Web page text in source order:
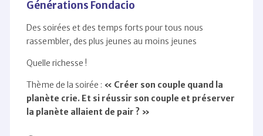
Générations Fondacio
Des soirées et des temps forts pour tous nous
rassembler, des plus jeunes au moins jeunes
Quelle richesse !
Thème de la soirée : « Créer son couple quand la
planète crie. Et si réussir son couple et préserver
la planète allaient de pair ? »